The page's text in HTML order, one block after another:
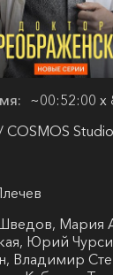
~00:52:00 х
COSMOS Studio
Мария
Юрий
Владимир